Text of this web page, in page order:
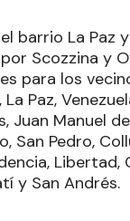
barrio La Paz
Scozzina y
para los
Paz,
Juan Manuel
San Pedro,
Libertad,
y San Andrés.